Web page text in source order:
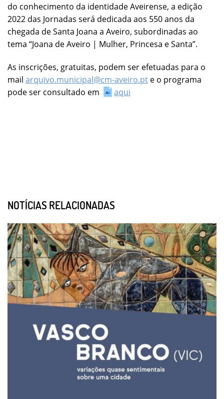
do conhecimento da identidade Aveirense, a edição
2022 das Jornadas será dedicada aos 550 anos da
chegada de Santa Joana a Aveiro, subordinadas ao
tema “Joana de Aveiro | Mulher, Princesa e Santa”.
As inscrições, gratuitas, podem ser efetuadas para o
mail arquivo.municipal@cm-aveiro.pt e o programa
pode ser consultado em
aqui
NOTÍCIAS RELACIONADAS